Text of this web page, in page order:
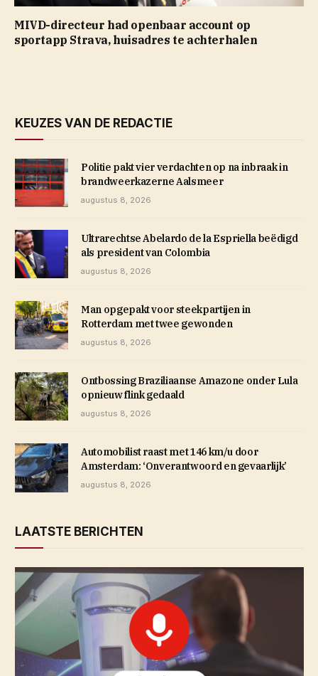
MIVD-directeur had openbaar account op
sportapp Strava, huisadres te achterhalen
KEUZES VAN DE REDACTIE
Politie pakt vier verdachten op na inbraak in
brandweerkazerne Aalsmeer
augustus 8, 2026
Ultrarechtse Abelardo de la Espriella beëdigd
als president van Colombia
augustus 8, 2026
Man opgepakt voor steekpartijen in
Rotterdam met twee gewonden
augustus 8, 2026
Ontbossing Braziliaanse Amazone onder Lula
opnieuw flink gedaald
augustus 8, 2026
Automobilist raast met 146 km/u door
Amsterdam: ‘Onverantwoord en gevaarlijk’
augustus 8, 2026
LAATSTE BERICHTEN